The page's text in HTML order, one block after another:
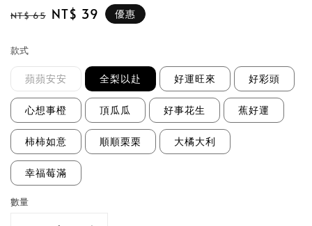
Regular
NT$ 65 Sale
NT$ 39 優惠
款式
蘋蘋安安 全梨以赴 好運旺來 好彩頭
心想事橙 頂瓜瓜 好事花生 蕉好運
柿柿如意 順順栗栗 大橘大利
幸福莓滿
數量